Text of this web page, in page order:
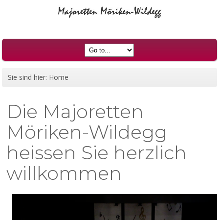
Sie sind hier: Home
Die Majoretten
Möriken-Wildegg
heissen Sie herzlich
willkommen